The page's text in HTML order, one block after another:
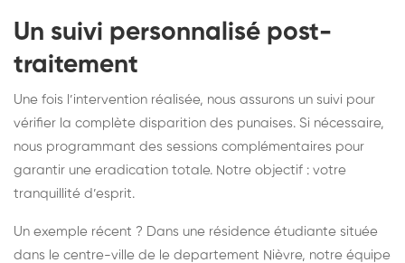
Un suivi personnalisé post-
traitement
Une fois l’intervention réalisée, nous assurons un suivi pour
vérifier la complète disparition des punaises. Si nécessaire,
nous programmant des sessions complémentaires pour
garantir une eradication totale. Notre objectif : votre
tranquillité d’esprit.
Un exemple récent ? Dans une résidence étudiante située
dans le centre-ville de le departement Nièvre, notre équipe